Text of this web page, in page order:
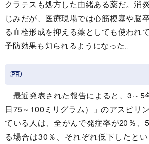
クラテスも処方した由緒ある薬だ。消
じみだが、医療現場では心筋梗塞や脳
る血栓形成を抑える薬としても使われ
予防効果も知られるようになった。
最近発表された報告によると、3～5
日75～100ミリグラム）」のアスピリ
ている人は、全がんで発症率が20％、
る場合は30％、それぞれ低下したとい